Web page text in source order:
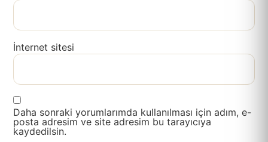
İnternet sitesi
Daha sonraki yorumlarımda kullanılması için adım, e-
posta adresim ve site adresim bu tarayıcıya
kaydedilsin.